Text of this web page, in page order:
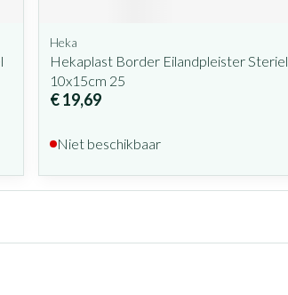
Heka
Hekaplast Border Eilandpleister Steriel
10x15cm 25
€ 19,69
Niet beschikbaar